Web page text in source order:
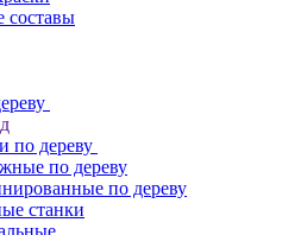
составы
по дереву
по дереву
по дереву
станки